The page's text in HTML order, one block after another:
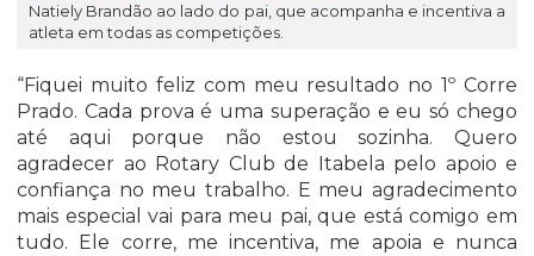
Natiely Brandão ao lado do pai, que acompanha e incentiva a
atleta em todas as competições.
“Fiquei muito feliz com meu resultado no 1º Corre
Prado. Cada prova é uma superação e eu só chego
até aqui porque não estou sozinha. Quero
agradecer ao Rotary Club de Itabela pelo apoio e
confiança no meu trabalho. E meu agradecimento
mais especial vai para meu pai, que está comigo em
tudo. Ele corre, me incentiva, me apoia e nunca